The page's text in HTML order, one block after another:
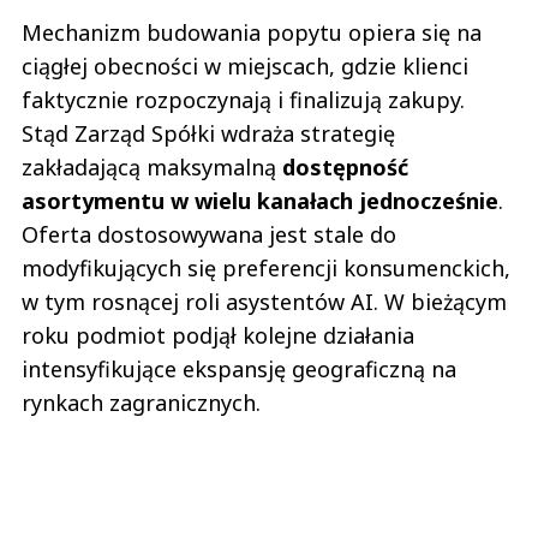
Mechanizm budowania popytu opiera się na
ciągłej obecności w miejscach, gdzie klienci
faktycznie rozpoczynają i finalizują zakupy.
Stąd Zarząd Spółki wdraża strategię
zakładającą maksymalną dostępność
asortymentu w wielu kanałach jednocześnie.
Oferta dostosowywana jest stale do
modyfikujących się preferencji konsumenckich,
w tym rosnącej roli asystentów AI. W bieżącym
roku podmiot podjął kolejne działania
intensyfikujące ekspansję geograficzną na
rynkach zagranicznych.